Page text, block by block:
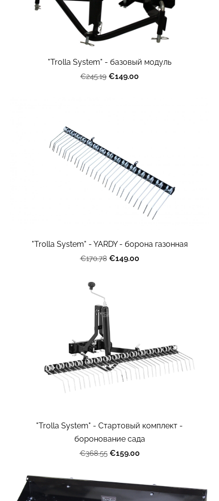
"Trolla System" - базовый модуль
€245.19 €149.00
"Trolla System" - YARDY - борона газонная
€170.78 €149.00
"Trolla System" - Cтартовый комплект -
боронование сада
€368.55 €159.00